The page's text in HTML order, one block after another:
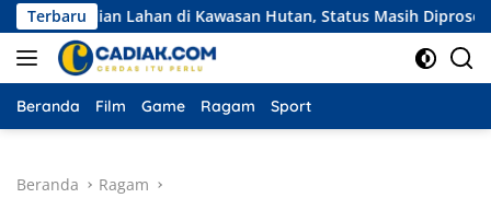
Langsung
ke
konten
Terbaru
Lahan di Kawasan Hutan, Status Masih Diproses
Beranda Film Game Ragam Sport
Beranda Ragam